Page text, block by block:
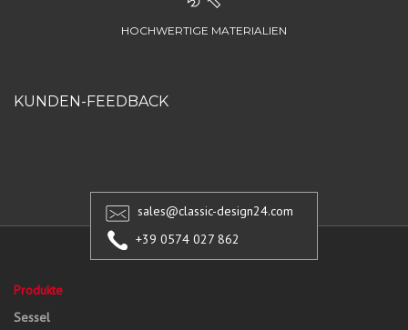
HOCHWERTIGE MATERIALIEN
KUNDEN-FEEDBACK
sales@classic-design24.com
+39 0574 027 862
Produkte
Sessel